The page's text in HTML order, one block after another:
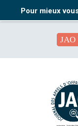
Pour mieux
JAO